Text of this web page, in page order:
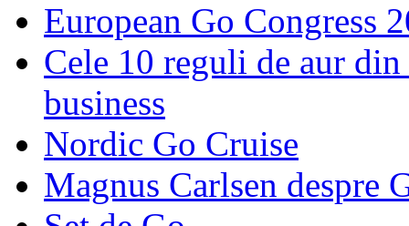
European Go Congress
Cele 10 reguli de aur
business
Nordic Go Cruise
Magnus Carlsen despre